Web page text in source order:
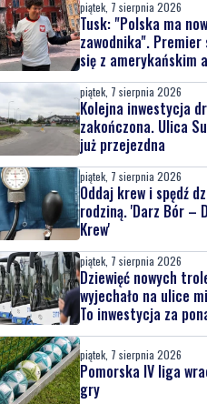
piątek, 7 sierpnia 2026
Tusk: "Polska ma
zawodnika". Premier
się z amerykańskim
piątek, 7 sierpnia 2026
Kolejna inwestycja
zakończona. Ulica
już przejezdna
piątek, 7 sierpnia 2026
Oddaj krew i spędź
rodziną. 'Darz Bór –
Krew'
piątek, 7 sierpnia 2026
Dziewięć nowych
wyjechało na ulice
To inwestycja za
mln zł
piątek, 7 sierpnia 2026
Pomorska IV liga
gry